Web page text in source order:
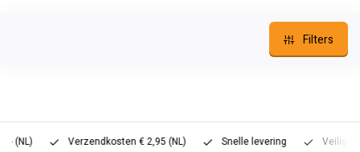
Filters
Verzendkosten € 2,95 (NL) Snelle levering Veilig